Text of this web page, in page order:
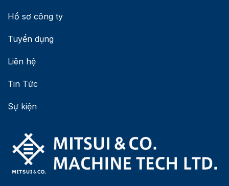
Hồ sơ công ty
Tuyển dụng
Liên hệ
Tin Tức
Sự kiện